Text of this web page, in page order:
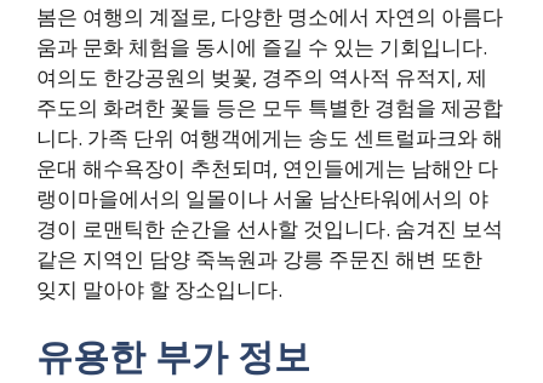
봄은 여행의 계절로, 다양한 명소에서 자연의 아름다
움과 문화 체험을 동시에 즐길 수 있는 기회입니다.
여의도 한강공원의 벚꽃, 경주의 역사적 유적지, 제
주도의 화려한 꽃들 등은 모두 특별한 경험을 제공합
니다. 가족 단위 여행객에게는 송도 센트럴파크와 해
운대 해수욕장이 추천되며, 연인들에게는 남해안 다
랭이마을에서의 일몰이나 서울 남산타워에서의 야
경이 로맨틱한 순간을 선사할 것입니다. 숨겨진 보석
같은 지역인 담양 죽녹원과 강릉 주문진 해변 또한
잊지 말아야 할 장소입니다.
유용한 부가 정보